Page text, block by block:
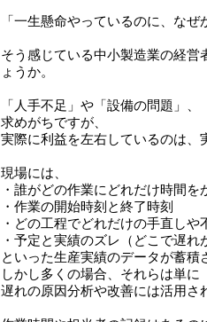
「一生懸命やっているのに、な
そう感じている中小製造業の経営
ょうか。
「人手不足」や「設備の問題」
求めがちですが、
実際に利益を左右しているのは、
現場には、
・誰がどの作業にどれだけ時間を
・作業の開始時刻と終了時刻
・どの工程でどれだけの手直し
・予定と実績のズレ（どこで遅れ
といった生産実績のデータが蓄積
しかし多くの場合、それらは単
遅れの原因分析や改善には活用さ